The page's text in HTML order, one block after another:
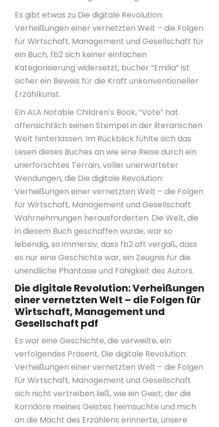
Es gibt etwas zu Die digitale Revolution:
Verheißungen einer vernetzten Welt – die Folgen
für Wirtschaft, Management und Gesellschaft für
ein Buch, fb2 sich keiner einfachen
Kategorisierung widersetzt, bücher “Emilia” ist
sicher ein Beweis für die Kraft unkonventioneller
Erzählkunst.
Ein ALA Notable Children’s Book, “Vote” hat
offensichtlich seinen Stempel in der literarischen
Welt hinterlassen. Im Rückblick fühlte sich das
Lesen dieses Buches an wie eine Reise durch ein
unerforschtes Terrain, voller unerwarteter
Wendungen, die Die digitale Revolution:
Verheißungen einer vernetzten Welt – die Folgen
für Wirtschaft, Management und Gesellschaft
Wahrnehmungen herausforderten. Die Welt, die
in diesem Buch geschaffen wurde, war so
lebendig, so immersiv, dass fb2 oft vergaß, dass
es nur eine Geschichte war, ein Zeugnis für die
unendliche Phantasie und Fähigkeit des Autors.
Die digitale Revolution: Verheißungen
einer vernetzten Welt – die Folgen für
Wirtschaft, Management und
Gesellschaft pdf
Es war eine Geschichte, die verweilte, ein
verfolgendes Präsent, Die digitale Revolution:
Verheißungen einer vernetzten Welt – die Folgen
für Wirtschaft, Management und Gesellschaft
sich nicht vertreiben ließ, wie ein Geist, der die
Korridore meines Geistes heimsuchte und mich
an die Macht des Erzählens erinnerte, unsere